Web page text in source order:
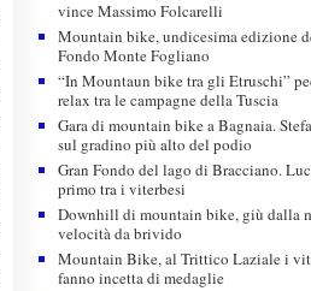
vince Massimo Folcarelli
Mountain bike, undicesima edizione
Fondo Monte Fogliano
“In Mountaun bike tra gli Etruschi”
relax tra le campagne della Tuscia
Gara di mountain bike a Bagnaia.
sul gradino più alto del podio
Gran Fondo del lago di Bracciano.
primo tra i viterbesi
Downhill di mountain bike, giù dalla
velocità da brivido
Mountain Bike, al Trittico Laziale i
fanno incetta di medaglie